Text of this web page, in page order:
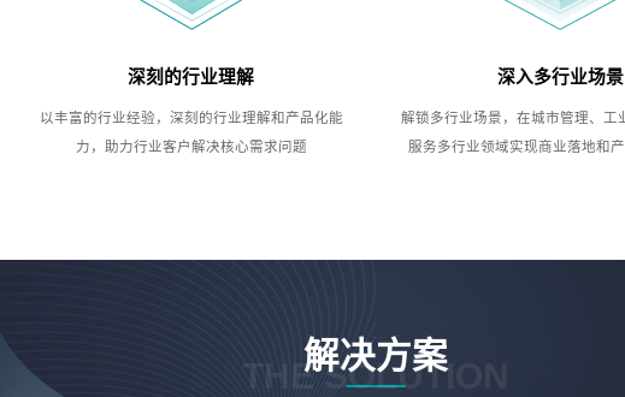
深刻的行业理解
以丰富的行业经验，深刻的行业理解和产品化能
力，助力行业客户解决核心需求问题
深入多行业场景
解锁多行业场景，在城市管理、工
服务多行业领域实现商业落地和
解决方案
THE SOLUTION